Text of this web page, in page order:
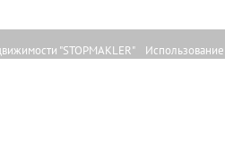
"STOPMAKLER"